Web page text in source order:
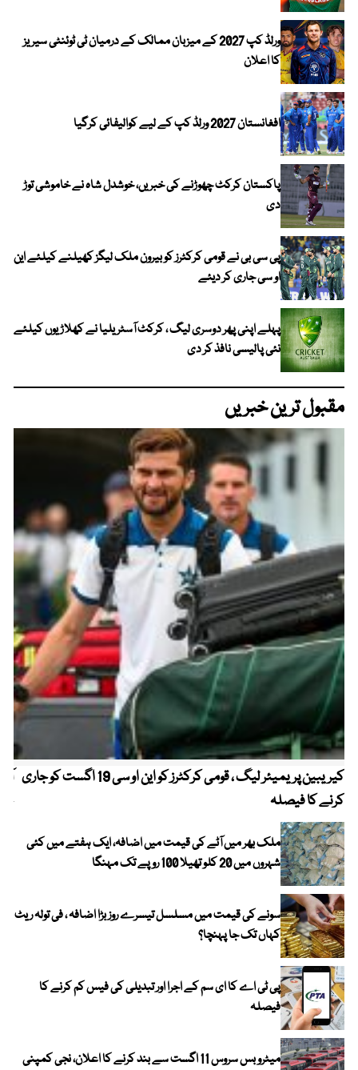
ورلڈ کپ 2027 کے میزبان ممالک کے درمیان ٹی ٹوئنٹی سیریز
کا اعلان
افغانستان 2027 ورلڈ کپ کے لیے کوالیفائی کرگیا
پاکستان کرکٹ چھوڑنے کی خبریں، خوشدل شاہ نے خاموشی توڑ
دی
پی سی بی نے قومی کرکٹرز کو بیرون ملک لیگز کھیلنے کیلئے این
او سی جاری کر دیئے
پہلے اپنی پھر دوسری لیگ ، کرکٹ آسٹریلیا نے کھلاڑیوں کیلئے
نئی پالیسی نافذ کر دی
مقبول ترین خبریں
کیریبین پریمیئر لیگ ، قومی کرکٹرز کو این او سی 19 اگست کو جاری
کرنے کا فیصلہ
ملک بھر میں آٹے کی قیمت میں اضافہ، ایک ہفتے میں کئی
شہروں میں 20 کلو تھیلا 100 روپے تک مہنگا
سونے کی قیمت میں مسلسل تیسرے روز بڑا اضافہ ، فی تولہ ریٹ
کہاں تک جا پہنچا؟
پی ٹی اے کا ای سم کے اجرا اور تبدیلی کی فیس کم کرنے کا
فیصلہ
میٹرو بس سروس 11 اگست سے بند کرنے کا اعلان، نجی کمپنی